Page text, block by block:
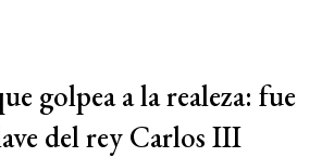
golpea a la realeza: fue
del rey Carlos III